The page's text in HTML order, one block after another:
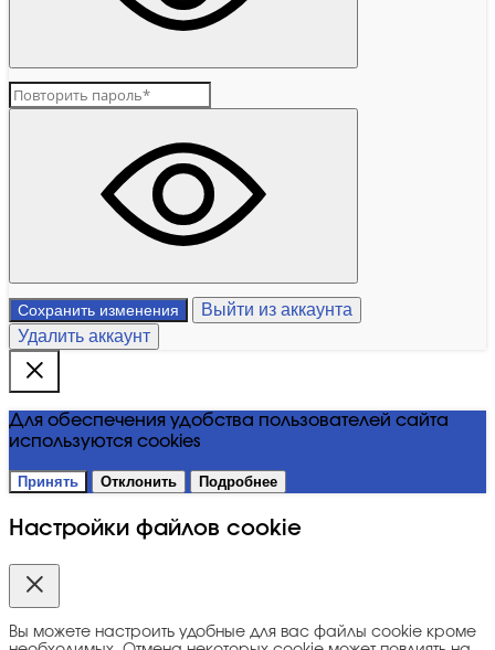
Сохранить изменения
Выйти из аккаунта
Удалить аккаунт
Для обеспечения удобства пользователей сайта
используются cookies
Принять Отклонить Подробнее
Настройки файлов cookie
Вы можете настроить удобные для вас файлы cookie кроме